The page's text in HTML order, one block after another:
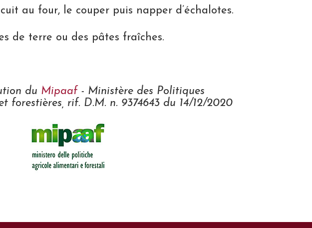
au four, le couper puis napper d’échalotes.
de terre ou des pâtes fraîches.
du Mipaaf - Ministère des Politiques
forestières, rif. D.M. n. 9374643 du 14/12/2020